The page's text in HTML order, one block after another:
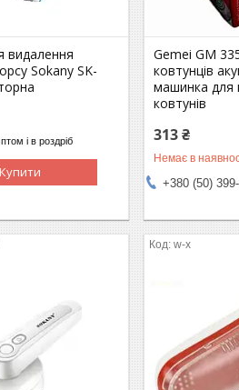
видалення
Sokany SK-
і в роздріб
Купити
Gemei GM
ковтунців
машинка для
ковтунів
313 ₴
Немає в
+380 (50)
w-x